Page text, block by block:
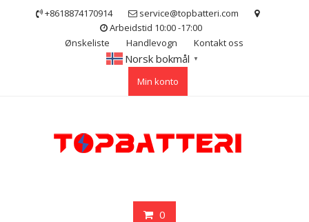
+8618874170914
service@topbatteri.com
Arbeidstid 10:00 -17:00
Ønskeliste
Handlevogn Kontakt oss
Norsk bokmål ▼
Min konto
0